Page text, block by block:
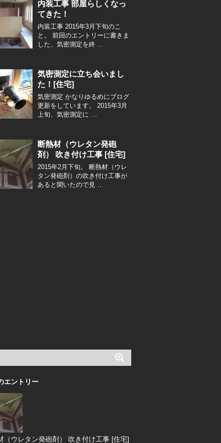
内装工事 部屋らしくなっ
てきた！
内装工事 2015年3月下旬のこ
と。 前回のエントリーに書きま
した、気密測定を終 …
気密測定に立ち会いまし
た！[住宅]
気密測定 かなりゆるめにブログ
更新をしています。 2015年3月
上旬、気密測定に …
断熱材（ウレタン発砲
剤） 吹き付け工事 [住宅]
2015年2月下旬。 断熱材（ウレ
タン発砲剤）の吹き付け工事が
あると聞いたので見 …
エントリー
（ウレタン発砲剤） 吹き付け工事 [住宅]